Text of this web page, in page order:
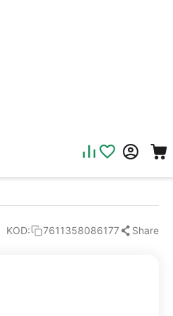
KOD: 7611358086177 Share